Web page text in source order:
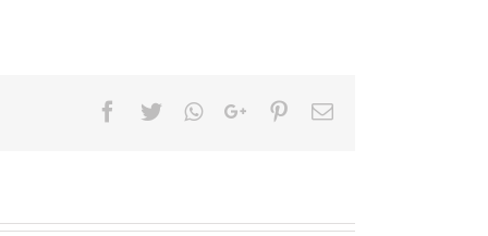
Facebook
TwitterWhatsapp
Google+Pinterest
Email